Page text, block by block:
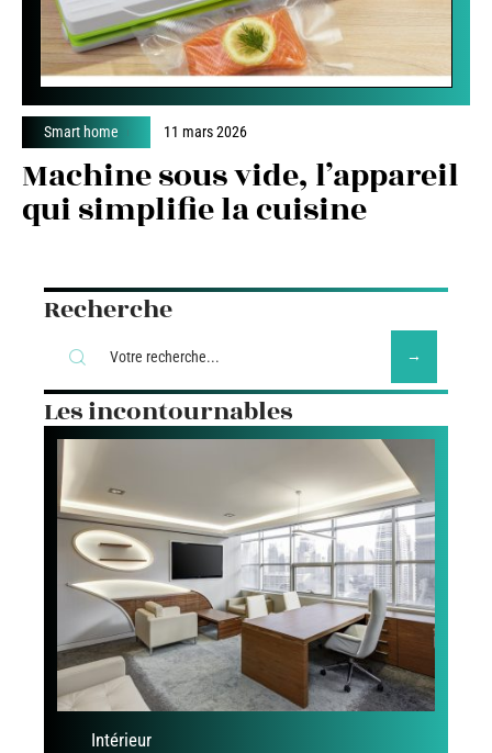
Smart home 11 mars 2026
Machine sous vide, l’appareil
qui simplifie la cuisine
Recherche
Les incontournables
Intérieur